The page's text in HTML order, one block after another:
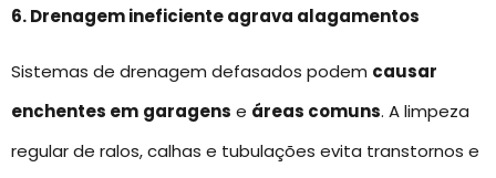
6. Drenagem ineficiente agrava alagamentos
Sistemas de drenagem defasados podem causar
enchentes em garagens e áreas comuns. A limpeza
regular de ralos, calhas e tubulações evita transtornos e